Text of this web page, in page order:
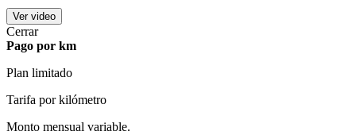
Ver video
Cerrar
Pago por km
Plan limitado
Tarifa por kilómetro
Monto mensual variable.